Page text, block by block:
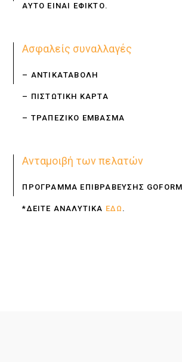
ΑΥΤΟ ΕΙΝΑΙ ΕΦΙΚΤΟ.
Ασφαλείς συναλλαγές
– ΑΝΤΙΚΑΤΑΒΟΛΗ
– ΠΙΣΤΩΤΙΚΗ ΚΑΡΤΑ
– ΤΡΑΠΕΖΙΚΟ ΕΜΒΑΣΜΑ
Ανταμοιβή των πελατών
ΠΡΟΓΡΑΜΜΑ ΕΠΙΒΡΑΒΕΥΣΗΣ
*ΔΕΙΤΕ ΑΝΑΛΥΤΙΚΑ ΕΔΩ .